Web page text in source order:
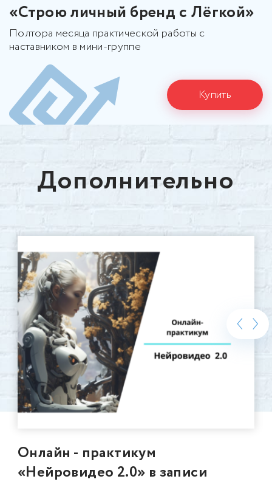
«Строю личный бренд с Лёгкой»
Полтора месяца практической работы с
наставником в мини-группе
Купить
Дополнительно
Онлайн - практикум
«Нейровидео 2.0» в записи
‹ ›